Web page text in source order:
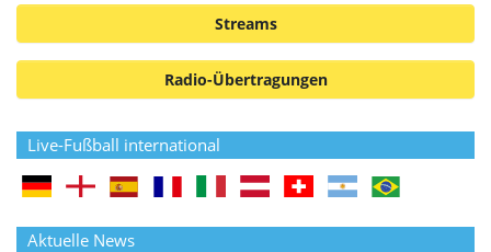
Streams
Radio-Übertragungen
Live-Fußball international
Aktuelle News